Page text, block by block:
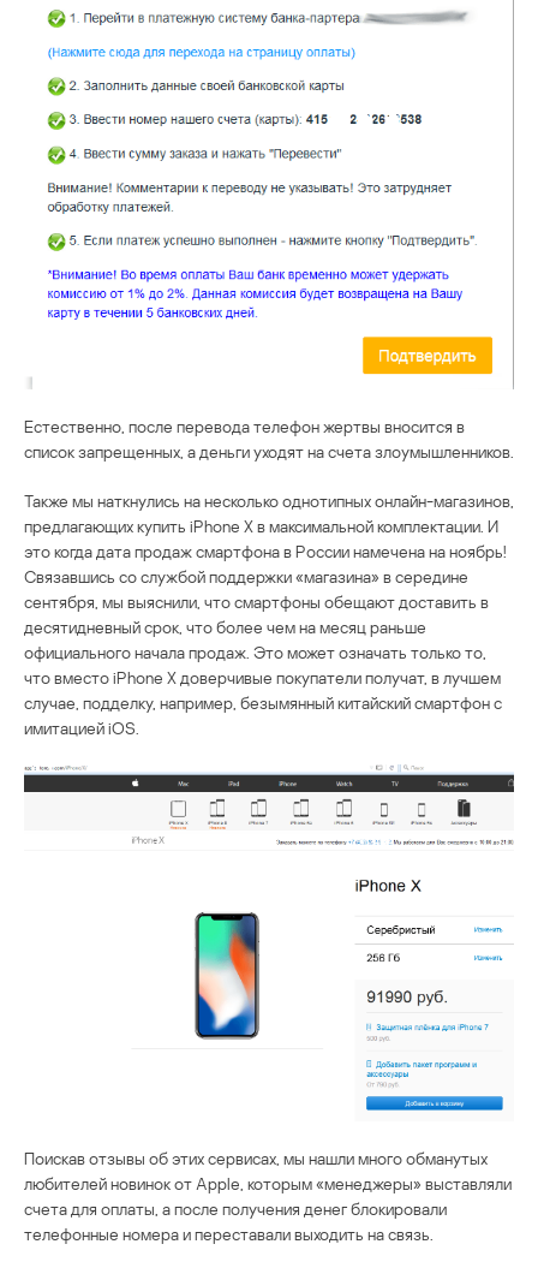
Естественно, после перевода телефон жертвы вносится в
список запрещенных, а деньги уходят на счета злоумышленников.
Также мы наткнулись на несколько однотипных онлайн-магазинов,
предлагающих купить iPhone X в максимальной комплектации. И
это когда дата продаж смартфона в России намечена на ноябрь!
Связавшись со службой поддержки «магазина» в середине
сентября, мы выяснили, что смартфоны обещают доставить в
десятидневный срок, что более чем на месяц раньше
официального начала продаж. Это может означать только то,
что вместо iPhone X доверчивые покупатели получат, в лучшем
случае, подделку, например, безымянный китайский смартфон с
имитацией iOS.
Поискав отзывы об этих сервисах, мы нашли много обманутых
любителей новинок от Apple, которым «менеджеры» выставляли
счета для оплаты, а после получения денег блокировали
телефонные номера и переставали выходить на связь.